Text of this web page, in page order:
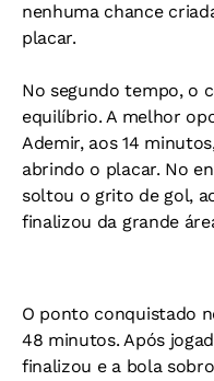
nenhuma chance
placar.
No segundo tempo, o
equilíbrio. A melhor
Ademir, aos 14
abrindo o placar. No
soltou o grito de gol,
finalizou da grande
O ponto conquistado
48 minutos. Após
finalizou e a bola